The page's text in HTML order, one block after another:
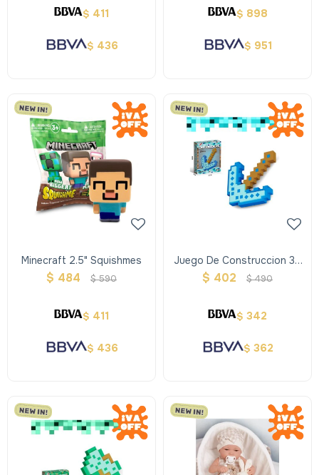
$ 411
$ 436
$ 898
$ 951
Minecraft 2.5" Squishmes
$ 484 $ 590
$ 411
$ 436
Juego De Construccion 3d
Para Armar - Pico
$ 402 $490
$ 342
$ 362